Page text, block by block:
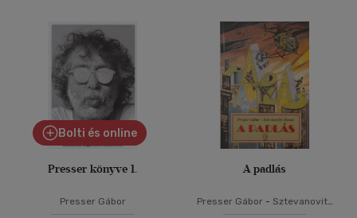
Bolti és online
Presser könyve 1.
Presser Gábor
A padlás
Presser Gábor - Sztevanovity